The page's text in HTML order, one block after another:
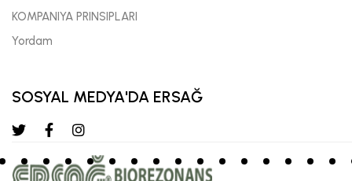
KOMPANIYA PRINSIPLARI
Yordam
SOSYAL MEDYA'DA ERSAĞ